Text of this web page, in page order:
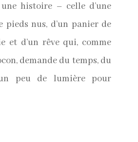
histoire – celle d’une
nus, d’un panier de
et d’un rêve qui, comme
demande du temps, du
peu de lumière pour